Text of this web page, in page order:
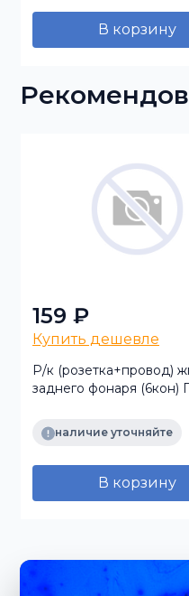
В корзину
159 ₽
Купить дешевле
Р/к (розетка+провод)
заднего фонаря (6кон)
наличие уточняйте
В корзину